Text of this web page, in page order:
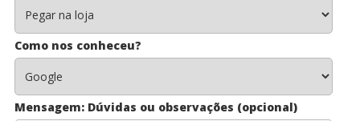
Como nos conheceu?
Mensagem: Dúvidas ou observações (opcional)